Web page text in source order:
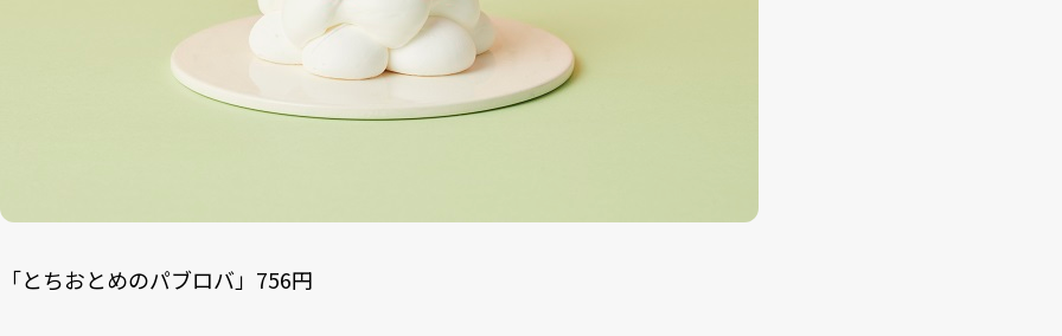
「とちおとめのパブロバ」756円